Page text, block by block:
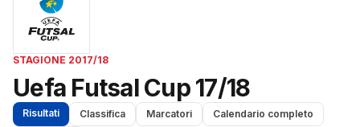
STAGIONE 2017/18
Uefa Futsal Cup 17/18
Risultati Classifica Marcatori
Calendario completo